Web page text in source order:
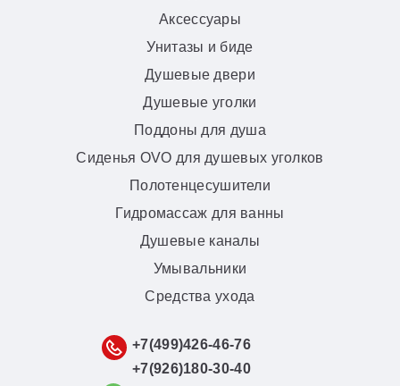
Аксессуары
Унитазы и биде
Душевые двери
Душевые уголки
Поддоны для душа
Сиденья OVO для душевых уголков
Полотенцесушители
Гидромассаж для ванны
Душевые каналы
Умывальники
Средства ухода
+7(499)426-46-76
+7(926)180-30-40